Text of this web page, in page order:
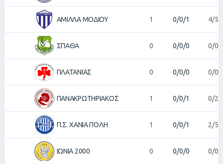
ΑΜΙΛΛΑ ΜΟΔΙΟΥ 1 0/0/1 4/5
ΣΠΑΘΑ 0 0/0/0 0/0
ΠΛΑΤΑΝΙΑΣ 0 0/0/0 0/0
ΠΑΝΑΚΡΩΤΗΡΙΑΚΟΣ 1 0/0/1 0/2
Π.Σ. ΧΑΝΙΑ ΠΟΛΗ 1 0/0/1 2/5
ΙΩΝΙΑ 2000 0 0/0/0 0/0